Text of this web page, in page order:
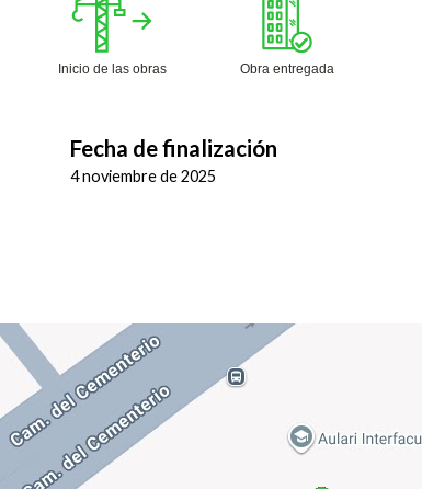
Inicio de las obras Obra entregada
Fecha de finalización
4 noviembre de 2025